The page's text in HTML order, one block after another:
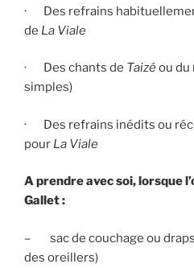
· Des refrains
de La Viale
· Des chants de Taizéou du
simples)
· Des refrains inédits ou
pour La Viale
A prendre avec soi, lorsque
Gallet :
– sac de couchage ou
des oreillers)